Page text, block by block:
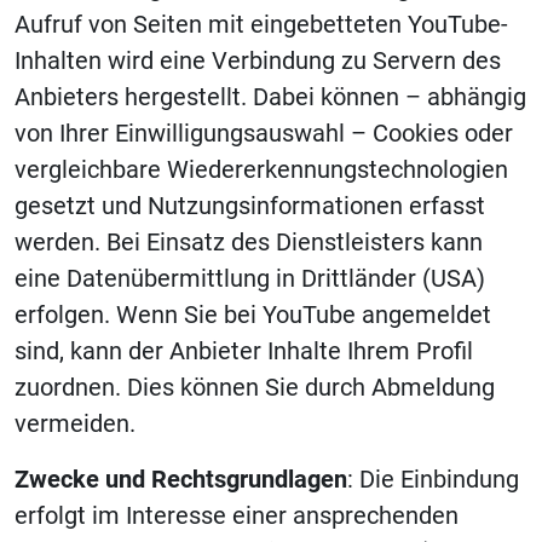
Aufruf von Seiten mit eingebetteten YouTube-
Inhalten wird eine Verbindung zu Servern des
Anbieters hergestellt. Dabei können – abhängig
von Ihrer Einwilligungsauswahl – Cookies oder
vergleichbare Wiedererkennungstechnologien
gesetzt und Nutzungsinformationen erfasst
werden. Bei Einsatz des Dienstleisters kann
eine Datenübermittlung in Drittländer (USA)
erfolgen. Wenn Sie bei YouTube angemeldet
sind, kann der Anbieter Inhalte Ihrem Profil
zuordnen. Dies können Sie durch Abmeldung
vermeiden.
Zwecke und Rechtsgrundlagen: Die Einbindung
erfolgt im Interesse einer ansprechenden